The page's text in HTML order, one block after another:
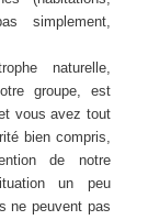
simplement,
naturelle,
groupe, est
vous avez tout
bien compris,
de notre
un peu
ne peuvent pas